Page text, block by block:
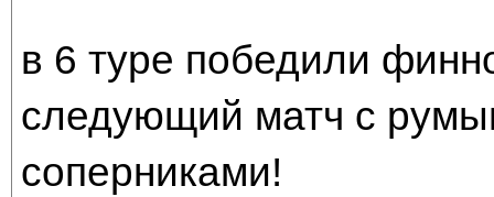
в 6 туре победили
следующий матч с
соперниками!